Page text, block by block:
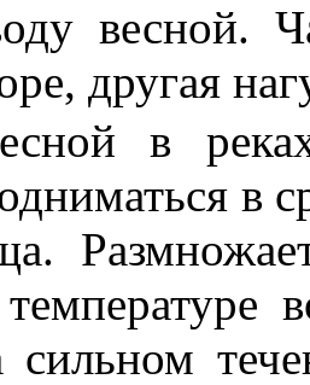
весной.
другая
в
в
сильном